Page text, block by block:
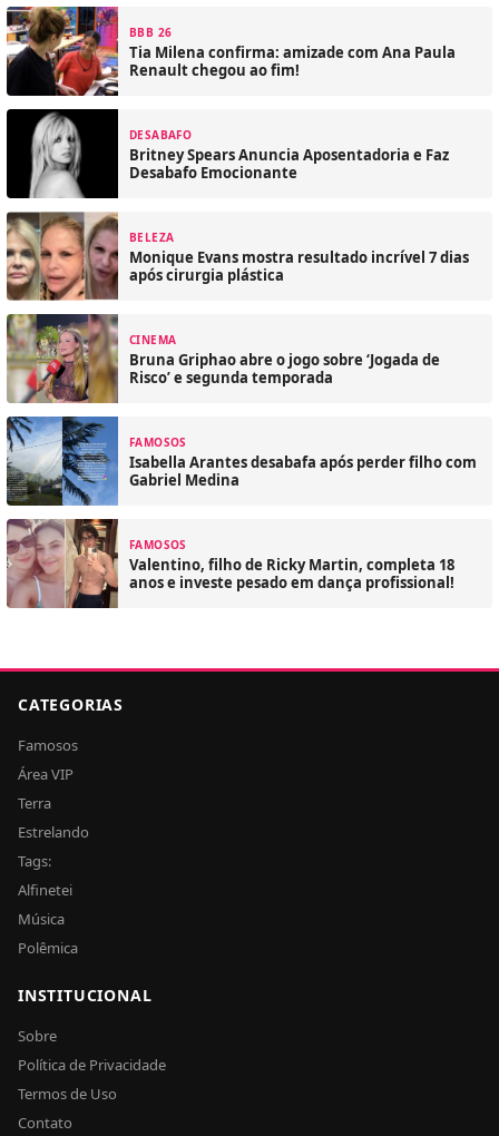
BBB 26
Tia Milena confirma: amizade com Ana Paula
Renault chegou ao fim!
DESABAFO
Britney Spears Anuncia Aposentadoria e Faz
Desabafo Emocionante
BELEZA
Monique Evans mostra resultado incrível 7 dias
após cirurgia plástica
CINEMA
Bruna Griphao abre o jogo sobre ‘Jogada de
Risco’ e segunda temporada
FAMOSOS
Isabella Arantes desabafa após perder filho com
Gabriel Medina
FAMOSOS
Valentino, filho de Ricky Martin, completa 18
anos e investe pesado em dança profissional!
CATEGORIAS
Famosos
Área VIP
Terra
Estrelando
Tags:
Alfinetei
Música
Polêmica
INSTITUCIONAL
Sobre
Política de Privacidade
Termos de Uso
Contato